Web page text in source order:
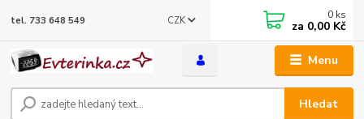
Menu
CZK
Hledat
tel. 733 648 549 0 ks
za 0,00 Kč